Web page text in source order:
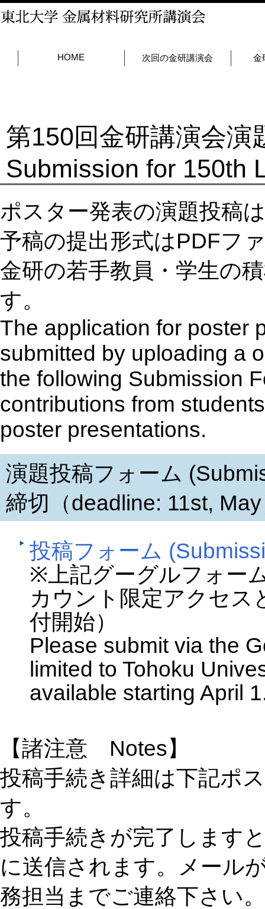
HOME 次回の金研講演会 金
第150回金研講演会演
Submission for 150th
ポスター発表の演題投稿
予稿の提出形式はPDFフ
金研の若手教員・学生の
す。
The application for poster
submitted by uploading a
the following Submission
contributions from
poster presentations.
演題投稿フォーム
締切（deadline: 11st,
投稿フォーム
※上記グーグルフォー
カウント限定アクセス
付開始）
Please submit via the
limited to Tohoku
available starting April
【諸注意 Notes】
投稿手続き詳細は下記ポ
す。
投稿手続きが完了します
に送信されます。メール
務担当までご連絡下さい。